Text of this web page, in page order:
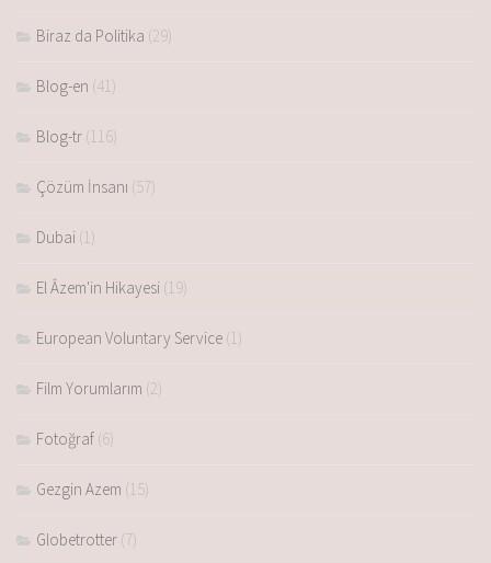
Biraz da Politika (29)
Blog-en (41)
Blog-tr (116)
Çözüm İnsanı (57)
Dubai (1)
El Âzem'in Hikayesi (19)
European Voluntary Service (1)
Film Yorumlarım (2)
Fotoğraf (6)
Gezgin Azem (15)
Globetrotter (7)